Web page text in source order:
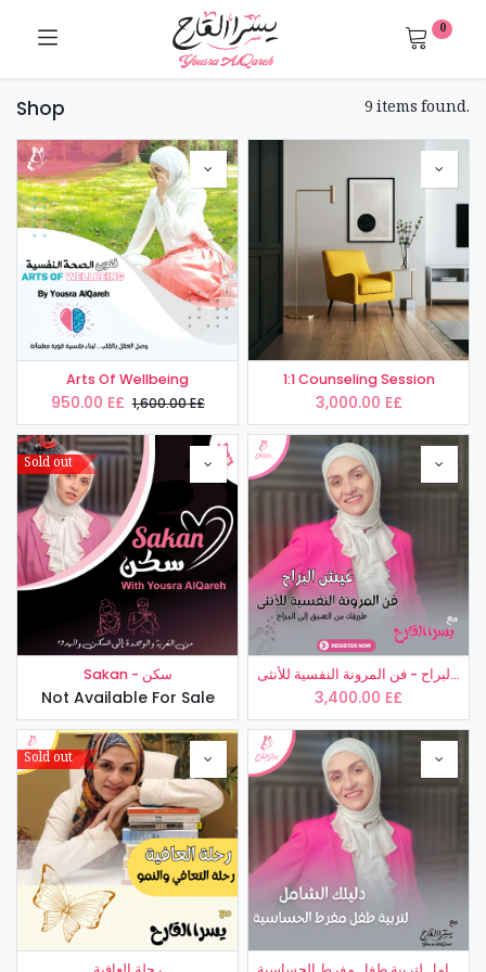
0
Shop 9 items found.
Arts Of Wellbeing
950.00 E£ 1,600.00E£
1:1 Counseling Session
3,000.00 E£
Sold out
Sakan - سكن
Not Available For Sale
عَيش البراح - فن المرونة النفسية للأنثى
3,400.00 E£
Sold out